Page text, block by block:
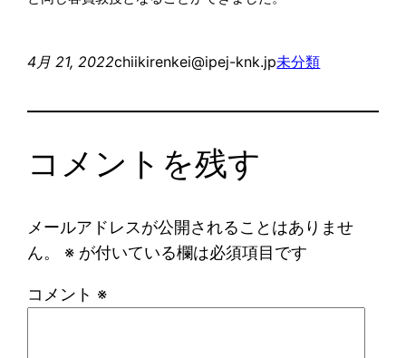
4月 21, 2022chiikirenkei@ipej-knk.jp未分類
コメントを残す
メールアドレスが公開されることはありませ
ん。
※ が付いている欄は必須項目です
コメント ※